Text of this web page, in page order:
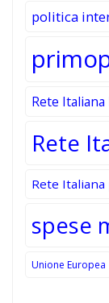
politica
Rete Italiana
Rete
Rete
spese
Unione Europea